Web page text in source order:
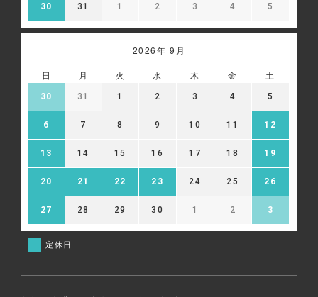
30 31 1 2 3 4 5
2026年 9月
日 月 火 水 木 金 土
30 31 1 2 3 4 5
6 7 8 9 10 11 12
13 14 15 16 17 18 19
20 21 22 23 24 25 26
27 28 29 30 1 2 3
定休日